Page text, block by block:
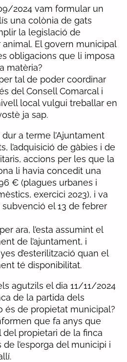
2024 vam formular un
una colònia de gats
la legislació de
El govern municipal
obligacions que li imposa
matèria?
tal de poder coordinar
del Consell Comarcal i
local vulgui treballar en
ja sap.
a terme l’Ajuntament
l’adquisició de gàbies i de
accions per les que la
li havia concedit una
€ (plagues urbanes i
exercici 2023), i va
el 13 de febrer
ara, l’esta assumint el
de l’ajuntament, i
d’esterilització quan el
té disponibilitat.
agutzils el dia 11/11/2024
de la partida dels
és de propietat municipal?
que fa anys que
propietari de la finca
l’esporga del municipi i